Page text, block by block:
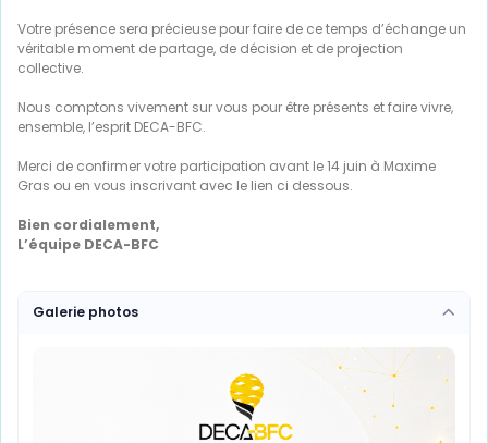
Votre présence sera précieuse pour faire de ce temps d’échange un
véritable moment de partage, de décision et de projection
collective.
Nous comptons vivement sur vous pour être présents et faire vivre,
ensemble, l’esprit DECA-BFC.
Merci de confirmer votre participation avant le 14 juin à Maxime
Gras ou en vous inscrivant avec le lien ci dessous.
Bien cordialement,
L’équipe DECA-BFC
Galerie photos